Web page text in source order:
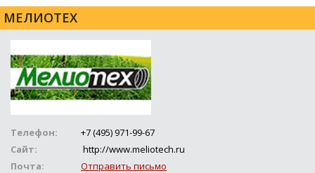
МЕЛИОТЕХ
Телефон:
+7 (495) 971-99-67
Сайт:
http://www.meliotech.ru
Почта:
Отправить письмо